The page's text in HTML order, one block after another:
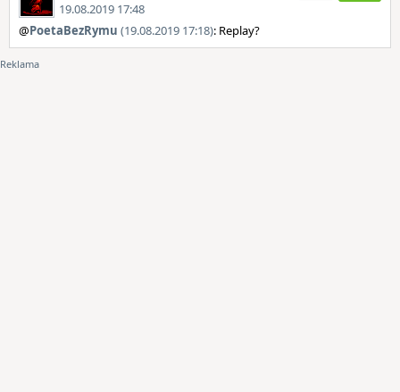
19.08.2019 17:48
@PoetaBezRymu (19.08.2019 17:18): Replay?